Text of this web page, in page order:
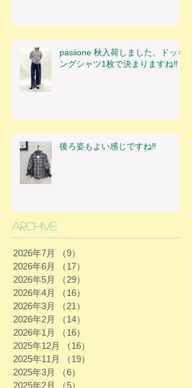
pasiione 秋入荷しました。ドッキ
ングシャツ1枚で決まりますね‼
後ろ姿もよい感じですね‼
Archive
2026年7月 （9）
2026年6月
（17）
2026年5月
（29）
2026年4月
（16）
2026年3月
（21）
2026年2月
（14）
2026年1月
（16）
2025年12月
（16）
2025年11月
（19）
2025年3月
（6）
2025年2月
（5）